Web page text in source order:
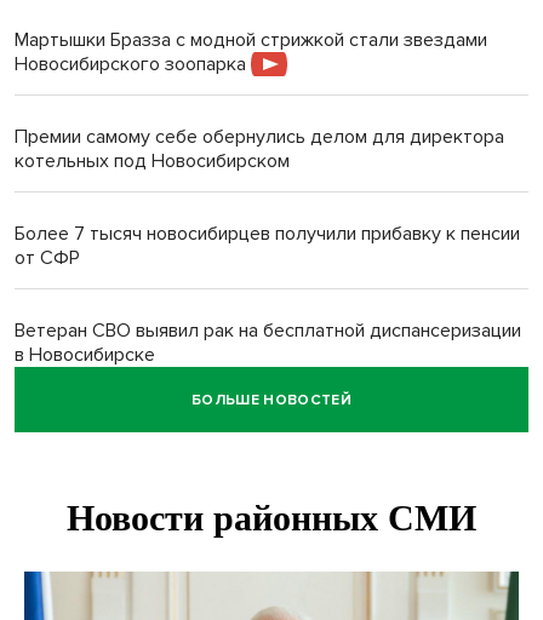
Мартышки Бразза с модной стрижкой стали звездами
Новосибирского зоопарка
Премии самому себе обернулись делом для директора
котельных под Новосибирском
Более 7 тысяч новосибирцев получили прибавку к пенсии
от СФР
Ветеран СВО выявил рак на бесплатной диспансеризации
в Новосибирске
БОЛЬШЕ НОВОСТЕЙ